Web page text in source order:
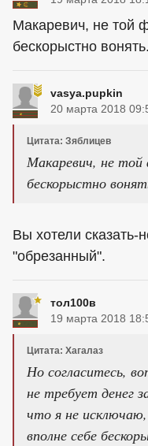
Макаревич, не той
бескорыстно
vasya.pupkin
20 марта 2018
Цитата: Зяблицев
Макаревич, не
бескорыстно
Вы хотели сказать-
"обрезанный".
тол100в
19 марта 2018
Цитата: Хагалаз
Но согласитесь,
не требует денег
что я не
вполне себе